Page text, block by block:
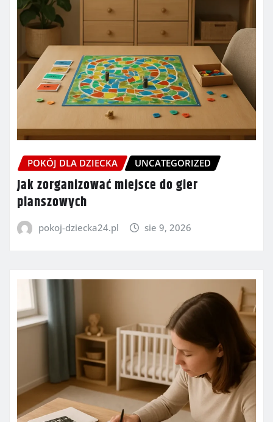
POKÓJ DLA DZIECKA UNCATEGORIZED
Jak zorganizować miejsce do gier
planszowych
pokoj-dziecka24.pl sie 9, 2026